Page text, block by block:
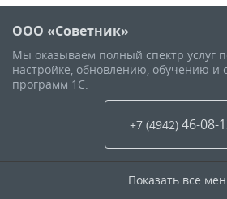
ООО «Советник»
Мы оказываем полный спектр услуг
настройке, обновлению, обучению и
программ 1С.
+7 (4942) 46-08-
Показать все